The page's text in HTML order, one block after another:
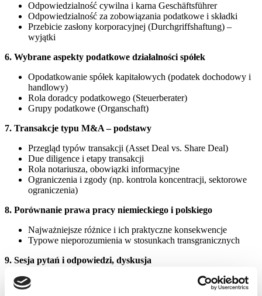
Odpowiedzialność cywilna i karna Geschäftsführer
Odpowiedzialność za zobowiązania podatkowe i składki
Przebicie zasłony korporacyjnej (Durchgriffshaftung) –
wyjątki
6. Wybrane aspekty podatkowe działalności spółek
Opodatkowanie spółek kapitałowych (podatek dochodowy i
handlowy)
Rola doradcy podatkowego (Steuerberater)
Grupy podatkowe (Organschaft)
7. Transakcje typu M&A – podstawy
Przegląd typów transakcji (Asset Deal vs. Share Deal)
Due diligence i etapy transakcji
Rola notariusza, obowiązki informacyjne
Ograniczenia i zgody (np. kontrola koncentracji, sektorowe
ograniczenia)
8. Porównanie prawa pracy niemieckiego i polskiego
Najważniejsze różnice i ich praktyczne konsekwencje
Typowe nieporozumienia w stosunkach transgranicznych
9. Sesja pytań i odpowiedzi, dyskusja
Czas na pytania uczestników
Omówienie przypadków z praktyki